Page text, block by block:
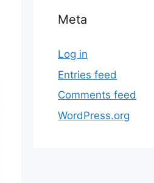
Meta
Log in
Entries feed
Comments feed
WordPress.org